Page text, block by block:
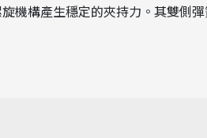
機構產生穩定的夾持力。其雙側